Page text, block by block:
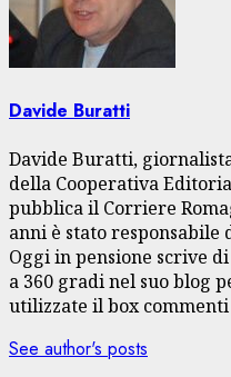
Davide Buratti
Davide Buratti,
della Cooperativa
pubblica il Corriere
anni è stato responsabile
Oggi in pensione scrive
a 360 gradi nel suo blog
utilizzate il box
See author's posts